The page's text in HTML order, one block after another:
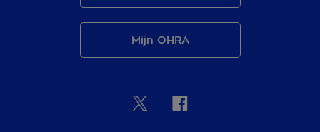
Mijn OHRA